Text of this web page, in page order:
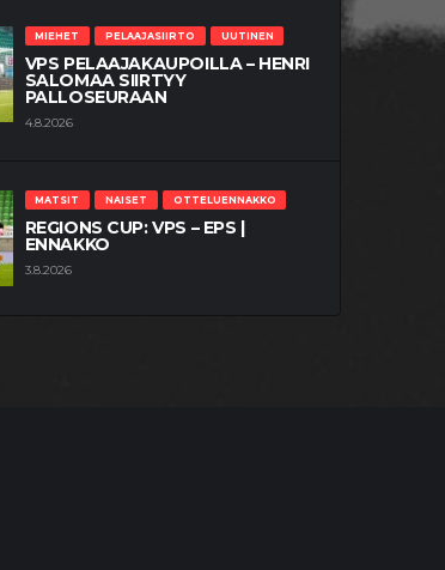
MIEHET PELAAJASIIRTO UUTINEN
VPS PELAAJAKAUPOILLA – HENRI
SALOMAA SIIRTYY
PALLOSEURAAN
4.8.2026
MATSIT NAISET OTTELUENNAKKO
REGIONS CUP: VPS – EPS |
ENNAKKO
3.8.2026